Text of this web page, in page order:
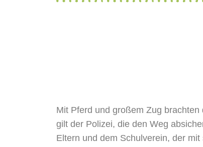
Mit Pferd und großem Zug
gilt der Polizei, die den Weg
Eltern und dem Schulverein, der